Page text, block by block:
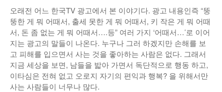
오래전 어느 한국TV 광고에서 본 이야기다. 광고 내용인즉 “뚱
뚱한 게 뭐 어때서, 출세 못한 게 뭐 어때서, 키 작은 게 뭐 어때
서, 돈 좀 없는 게 뭐 어때서….등” 여러 가지 ‘어때서…’로 이어
지는 광고의 말들이 나온다. 누구나 그러 하겠지만 손해를 보
고 피해를 입으면서 사는 것을 좋아하는 사람은 없다. 그래서
지금 세상을 보면, 남들을 밟아 가면서 독단적으로 행동 하고,
이타심은 전혀 없고 오로지 자기의 편익과 행복? 을 위해서만
사는 사람들이 너무나 많다.